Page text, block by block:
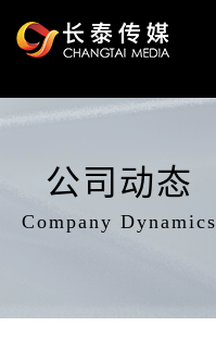
公司动态
Company Dynamics